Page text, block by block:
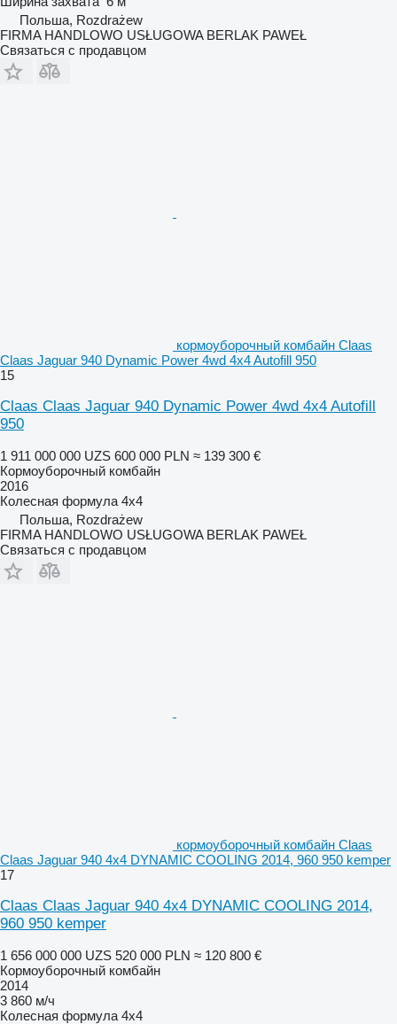
Польша, Rozdrażew
FIRMA HANDLOWO USŁUGOWA BERLAK PAWEŁ
Связаться с продавцом
кормоуборочный комбайн Claas
Claas Jaguar 940 Dynamic Power 4wd 4x4 Autofill 950
15
Claas Claas Jaguar 940 Dynamic Power 4wd 4x4 Autofill
950
1 911 000 000 UZS 600 000 PLN ≈ 139 300 €
Кормоуборочный комбайн
2016
Колесная формула 4x4
Польша, Rozdrażew
FIRMA HANDLOWO USŁUGOWA BERLAK PAWEŁ
Связаться с продавцом
кормоуборочный комбайн Claas
Claas Jaguar 940 4x4 DYNAMIC COOLING 2014, 960 950 kemper
17
Claas Claas Jaguar 940 4x4 DYNAMIC COOLING 2014,
960 950 kemper
1 656 000 000 UZS 520 000 PLN ≈ 120 800 €
Кормоуборочный комбайн
2014
3 860 м/ч
Колесная формула 4x4